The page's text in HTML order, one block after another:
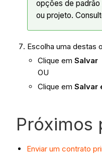
opções de padrão
ou projeto.
Escolha uma destas
Clique emSalvar
OU
Clique emSalvar
Próximos
Enviar um contrato